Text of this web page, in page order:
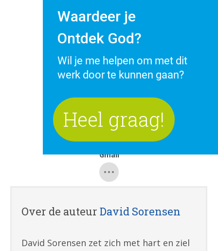
Facebook
Pinterest
Gmail
Over de auteurDavid Sorensen
David Sorensen zet zich met hart en ziel
Waardeer je
Ontdek God?
Wil je me helpen om met dit
werk door te kunnen gaan?
Heel graag!